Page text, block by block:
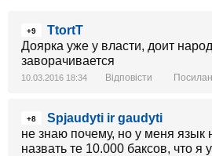
+9
TtortT
Доярка уже у власти, доит
заворачивается
10.03.2016 18:34 Відповісти
+8
Spjaudyti ir gaudyti
не знаю почему, но у меня язык
назвать те 10.000 баксов, что я